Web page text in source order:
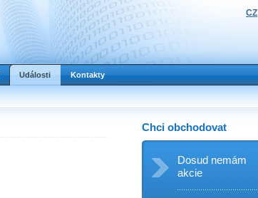
CZ
Události Kontakty
Chci obchodovat
Dosud nemám
akcie